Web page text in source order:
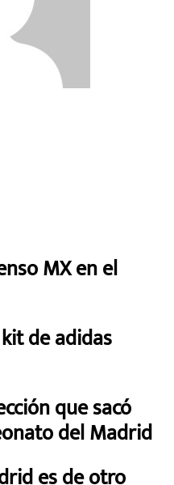
MX en el
de adidas
que sacó
del Madrid